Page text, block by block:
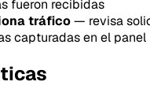
fueron recibidas
tráfico— revisa
capturadas en el panel